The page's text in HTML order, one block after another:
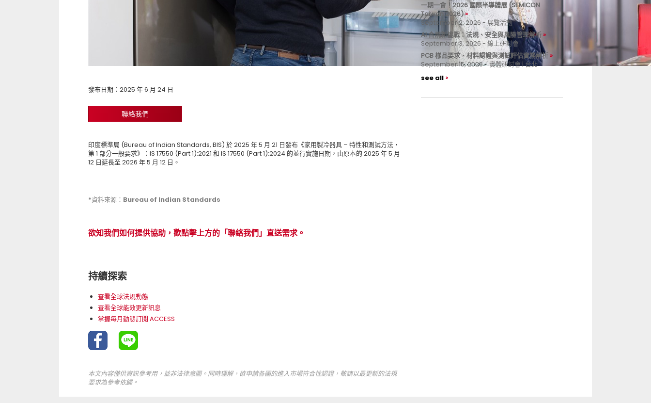
發布日期：2025 年 6 月 24 日
聯絡我們
印度標準局 (Bureau of Indian Standards, BIS) 於 2025 年 5 月 21 日發布《家用製冷器具 – 特性和測試方法‧
第 1 部分一般要求》：IS 17550 (Part 1):2021 和 IS 17550 (Part 1):2024 的並行實施日期，由原本的 2025 年 5 月
12 日延長至 2026 年 5 月 12 日。
*資料來源：Bureau of Indian Standards
欲知我們如何提供協助，歡點擊上方的「聯絡我們」直送需求。
持續探索
查看全球法規動態
查看全球能效更新訊息
掌握每月動態訂閱 ACCESS
本文內容僅供資訊參考用，並非法律意圖。同時理解，欲申請各國的進入市場符合性認證，敬請以最更新的法規
要求為參考依歸。
一期一會！2026 國際半導體展 (SEMICON
Taiwan 2026)
September 2, 2026 - 展覽活動
AI 合規新挑戰：法規、安全與風險管理解析
September 3, 2026 - 線上研討會
PCB 樣品要求、材料認證與測試評估實務解析
September 15, 2026 - 實體研討會 | 台北
see all